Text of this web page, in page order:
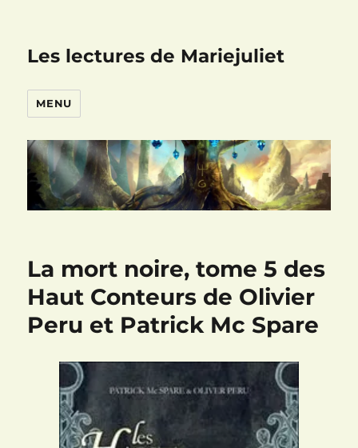
Les lectures de Mariejuliet
MENU
La mort noire, tome 5 des
Haut Conteurs de Olivier
Peru et Patrick Mc Spare